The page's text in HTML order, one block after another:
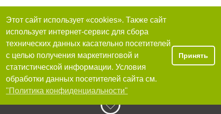
Этот сайт использует «cookies». Также сайт
использует интернет-сервис для сбора
технических данных касательно посетителей
с целью получения маркетинговой и
статистической информации. Условия
обработки данных посетителей сайта см.
"Политика конфиденциальности"
Принять